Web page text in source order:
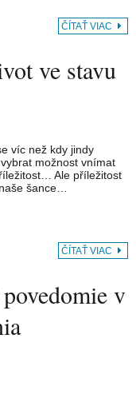
ČÍTAŤ VIAC
ve stavu
víc než kdy jindy
možnost vnímat
Ale příležitost
šance…
ČÍTAŤ VIAC
v